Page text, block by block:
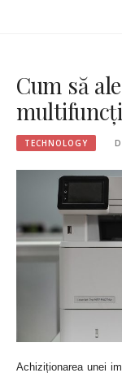
Cum să
TECHNOLOGY
Achiziționarea unei